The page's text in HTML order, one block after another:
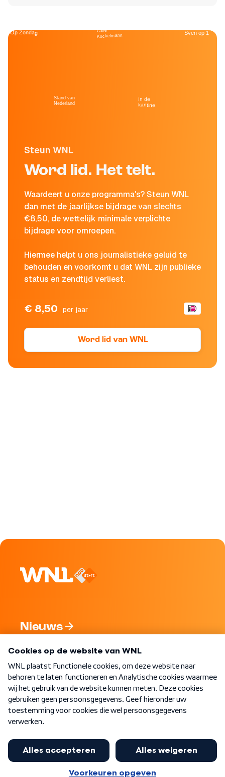
Steun WNL
Word lid. Het telt.
Waardeert u onze programma's? Steun WNL
dan met de jaarlijkse bijdrage van slechts
€8,50, de wettelijk minimale verplichte
bijdrage voor omroepen.
Hiermee helpt u ons journalistieke geluid te
behouden en voorkomt u dat WNL zijn publieke
status en zendtijd verliest.
€ 8,50 per jaar
Word lid van WNL
Op Zondag
Stand van
Nederland
Café
Kockelmann
In de
kantine
Sven op 1
Nieuws
Nieuwsbrief
Word Lid